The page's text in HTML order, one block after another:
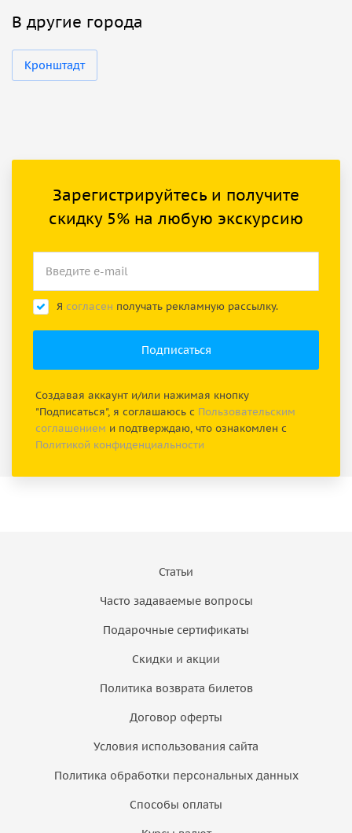
В другие города
Кронштадт
Зарегистрируйтесь и получите
скидку 5% на любую экскурсию
Я согласен получать рекламную рассылку.
Создавая аккаунт и/или нажимая кнопку
"Подписаться", я соглашаюсь с Пользовательским
соглашением и подтверждаю, что ознакомлен с
Политикой конфиденциальности
Статьи
Часто задаваемые вопросы
Подарочные сертификаты
Скидки и акции
Политика возврата билетов
Договор оферты
Условия использования сайта
Политика обработки персональных данных
Способы оплаты